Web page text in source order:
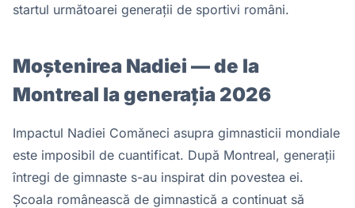
startul următoarei generații de sportivi români.
Moștenirea Nadiei — de la
Montreal la generația 2026
Impactul Nadiei Comăneci asupra gimnasticii mondiale
este imposibil de cuantificat. După Montreal, generații
întregi de gimnaste s-au inspirat din povestea ei.
Școala românească de gimnastică a continuat să